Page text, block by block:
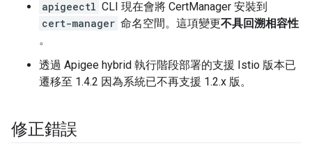
apigeectl CLI 現在會將 CertManager 安裝到
cert-manager 命名空間。這項變更不具回溯相容性
。
透過 Apigee hybrid 執行階段部署的支援 Istio 版本已
遷移至 1.4.2 因為系統已不再支援 1.2.x 版。
修正錯誤